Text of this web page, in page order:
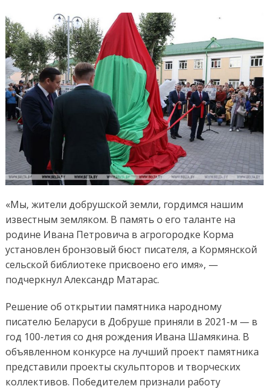
«Мы, жители добрушской земли, гордимся нашим
известным земляком. В память о его таланте на
родине Ивана Петровича в агрогородке Корма
установлен бронзовый бюст писателя, а Кормянской
сельской библиотеке присвоено его имя», —
подчеркнул Александр Матарас.
Решение об открытии памятника народному
писателю Беларуси в Добруше приняли в 2021-м — в
год 100-летия со дня рождения Ивана Шамякина. В
объявленном конкурсе на лучший проект памятника
представили проекты скульпторов и творческих
коллективов. Победителем признали работу